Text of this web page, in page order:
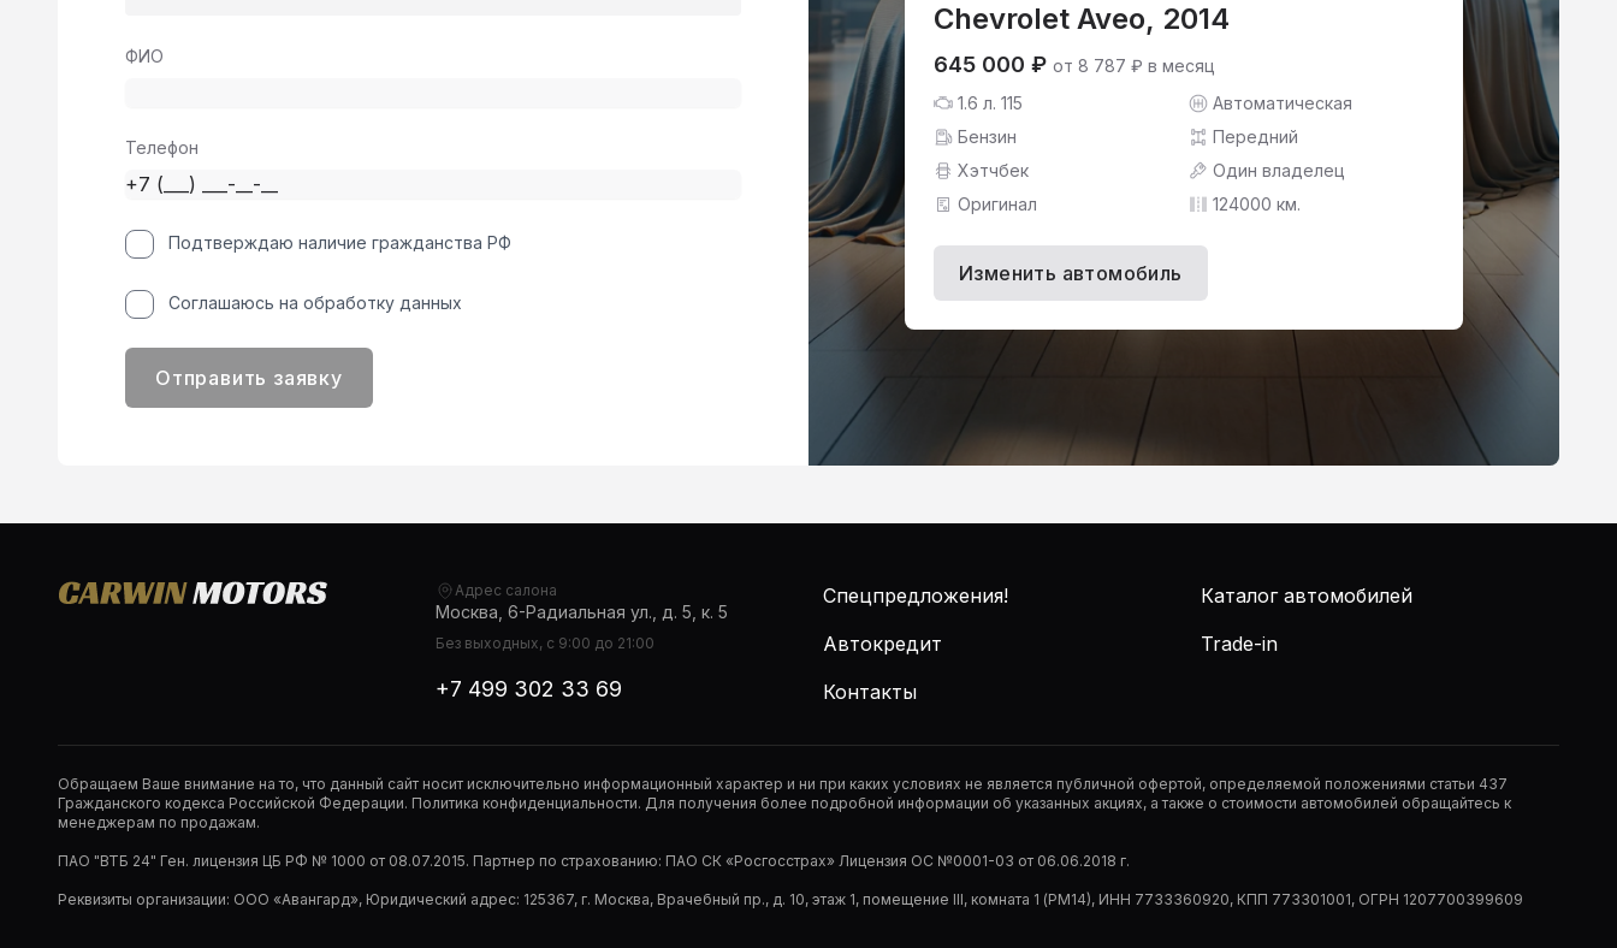
Chevrolet Aveo, 2014
645 000 ₽ от 8 787 ₽ в месяц
1.6 л. 115
Автоматическая
Бензин
Передний
Хэтчбек
Один владелец
Оригинал
124000 км.
Изменить автомобиль
ФИО
Телефон
Подтверждаю наличие гражданства РФ
Соглашаюсь на обработку данных
Отправить заявку
Адрес салона
Москва, 6-Радиальная ул., д. 5, к. 5
Без выходных, с 9:00 до 21:00
+7 499 302 33 69
Спецпредложения!
Каталог автомобилей
Автокредит
Trade-in
Контакты
Обращаем Ваше внимание на то, что данный сайт носит исключительно информационный характер и ни при каких условиях не является публичной офертой, определяемой положениями статьи 437
Гражданского кодекса Российской Федерации. Политика конфиденциальности. Для получения более подробной информации об указанных акциях, а также о стоимости автомобилей обращайтесь к
менеджерам по продажам.
ПАО "ВТБ 24" Ген. лицензия ЦБ РФ № 1000 от 08.07.2015. Партнер по страхованию: ПАО СК «Росгосстрах» Лицензия ОС №0001-03 от 06.06.2018 г.
Реквизиты организации: ООО «Авангард», Юридический адрес: 125367, г. Москва, Врачебный пр., д. 10, этаж 1, помещение III, комната 1 (РМ14), ИНН 7733360920, КПП 773301001, ОГРН 1207700399609